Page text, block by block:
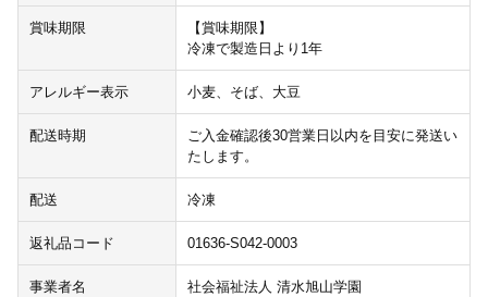
賞味期限
【賞味期限】
冷凍で製造日より1年
アレルギー表示 小麦、そば、大豆
配送時期
ご入金確認後30営業日以内を目安に発送い
たします。
配送 冷凍
返礼品コード 01636-S042-0003
事業者名 社会福祉法人 清水旭山学園